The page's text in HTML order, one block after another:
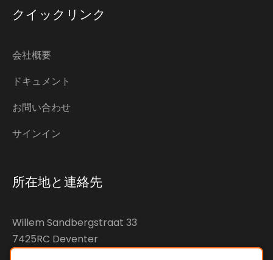
クイックリンク
会社概要
ドキュメント
お問い合わせ
サインイン
所在地と連絡先
Willem Sandbergstraat 33
7425RC Deventer